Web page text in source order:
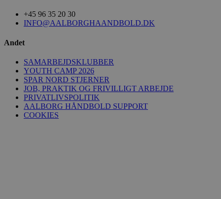
+45 96 35 20 30
INFO@AALBORGHAANDBOLD.DK
Andet
SAMARBEJDSKLUBBER
YOUTH CAMP 2026
SPAR NORD STJERNER
JOB, PRAKTIK OG FRIVILLIGT ARBEJDE
PRIVATLIVSPOLITIK
AALBORG HÅNDBOLD SUPPORT
COOKIES